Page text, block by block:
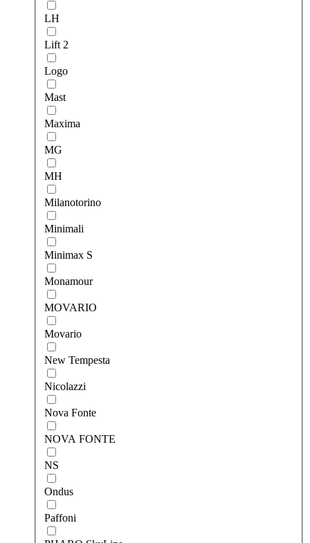
LH
Lift 2
Logo
Mast
Maxima
MG
MH
Milanotorino
Minimali
Minimax S
Monamour
MOVARIO
Movario
New Tempesta
Nicolazzi
Nova Fonte
NOVA FONTE
NS
Ondus
Paffoni